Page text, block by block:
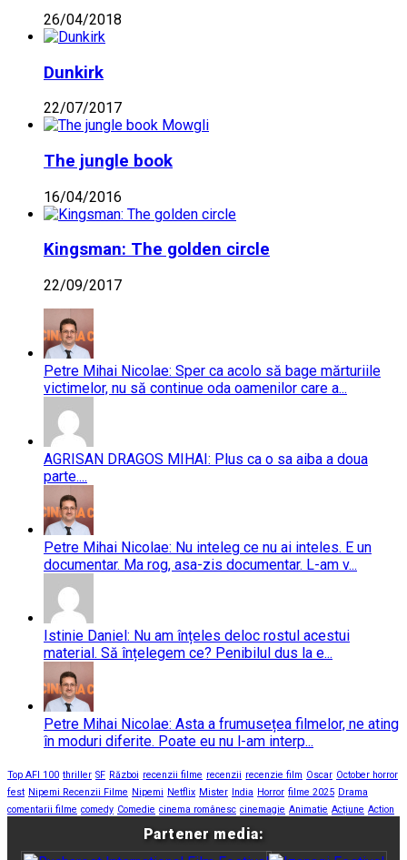
26/04/2018
Dunkirk
22/07/2017
The jungle book
16/04/2016
Kingsman: The golden circle
22/09/2017
Petre Mihai Nicolae: Sper ca acolo să bage mărturiile
victimelor, nu să continue oda oamenilor care a...
AGRISAN DRAGOS MIHAI: Plus ca o sa aiba a doua
parte....
Petre Mihai Nicolae: Nu inteleg ce nu ai inteles. E un
documentar. Ma rog, asa-zis documentar. L-am v...
Istinie Daniel: Nu am înțeles deloc rostul acestui
material. Să înțelegem ce? Penibilul dus la e...
Petre Mihai Nicolae: Asta a frumusețea filmelor, ne ating
în moduri diferite. Poate eu nu l-am interp...
Top AFI 100 thriller SF Război recenzii filme recenzii recenzie film Oscar October horror
fest Nipemi Recenzii Filme Nipemi Netflix Mister India Horror filme 2025 Drama
comentarii filme comedy Comedie cinema românesc cinemagie Animatie Acțiune Action
Partener media: